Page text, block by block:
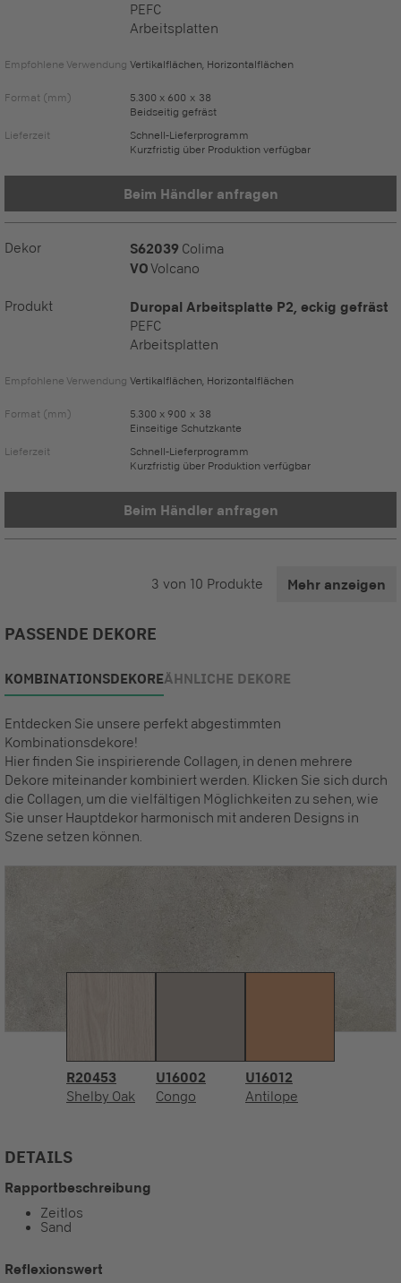
PEFC
Arbeitsplatten
Empfohlene Verwendung Vertikalflächen, Horizontalflächen
Format (mm)
5.300 x 600 x 38
Beidseitig gefräst
Lieferzeit
Schnell-Lieferprogramm
Kurzfristig über Produktion verfügbar
Beim Händler anfragen
Dekor S62039 Colima
VOVolcano
Produkt Duropal Arbeitsplatte P2, eckig gefräst
PEFC
Arbeitsplatten
Empfohlene Verwendung Vertikalflächen, Horizontalflächen
Format (mm)
5.300 x 900 x 38
Einseitige Schutzkante
Lieferzeit
Schnell-Lieferprogramm
Kurzfristig über Produktion verfügbar
Beim Händler anfragen
3 von 10 Produkte Mehr anzeigen
PASSENDE DEKORE
KOMBINATIONSDEKOREÄHNLICHE DEKORE
Entdecken Sie unsere perfekt abgestimmten
Kombinationsdekore!
Hier finden Sie inspirierende Collagen, in denen mehrere
Dekore miteinander kombiniert werden. Klicken Sie sich durch
die Collagen, um die vielfältigen Möglichkeiten zu sehen, wie
Sie unser Hauptdekor harmonisch mit anderen Designs in
Szene setzen können.
R20453
Shelby Oak
U16002
Congo
U16012
Antilope
DETAILS
Rapportbeschreibung
Zeitlos
Sand
Reflexionswert